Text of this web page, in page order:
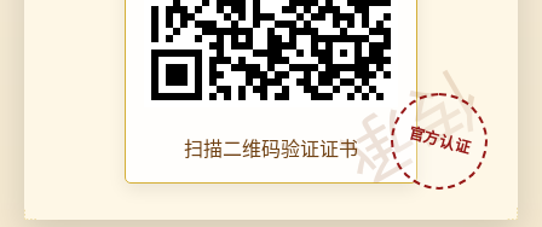
传承
扫描二维码验证证书